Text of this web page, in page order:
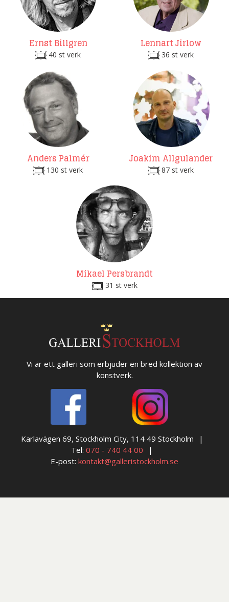
Ernst Billgren
40 st verk
Lennart Jirlow
36 st verk
Anders Palmér
130 st verk
Joakim Allgulander
87 st verk
Mikael Persbrandt
31 st verk
Vi är ett galleri som erbjuder en bred kollektion av
konstverk.
Karlavägen 69, Stockholm City, 114 49 Stockholm
Tel: 070 - 740 44 00
E-post: kontakt@galleristockholm.se